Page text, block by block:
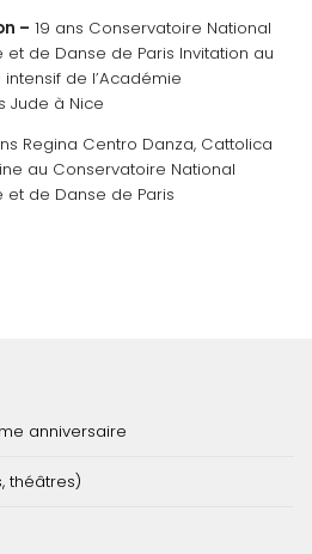
– 19 ans Conservatoire National
et de Danse de Paris Invitation au
de l’Académie
Jude à Nice
Regina Centro Danza, Cattolica
au Conservatoire National
et de Danse de Paris
anniversaire
théâtres)